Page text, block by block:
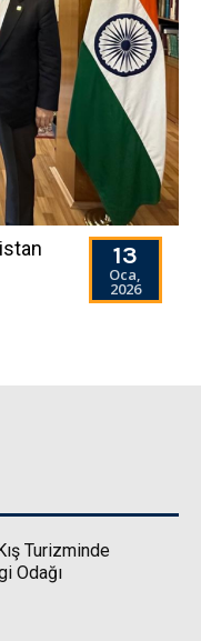
13
Oca,
2026
Turizminde
Odağı